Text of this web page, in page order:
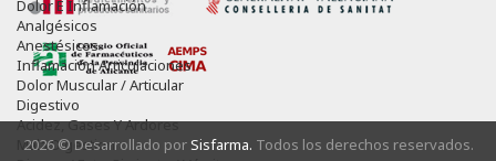
Dolor E Inflamación
Analgésicos
Anestésicos
Inflamación Articulaciones
Dolor Muscular / Articular
Digestivo
Acidez, Gases Y Ardores
Mala Digestion
2026 © Desarrollado porSisfarma. Todos los derechos reservados.